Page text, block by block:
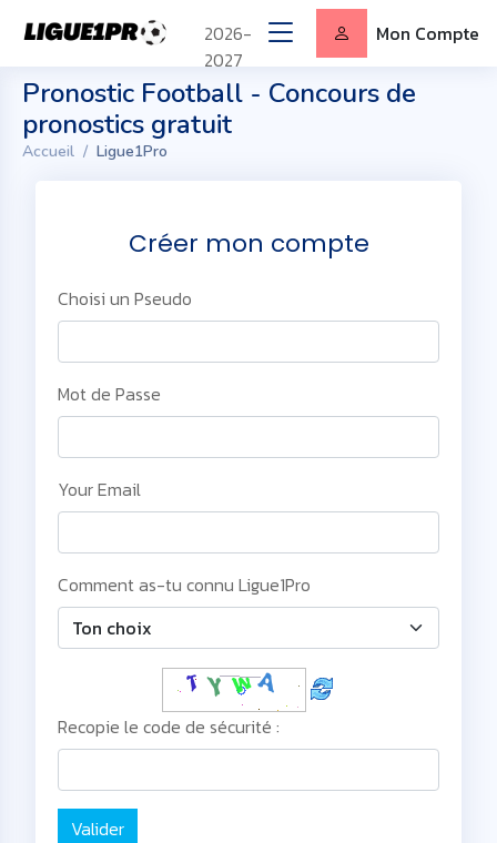
Pronostic Football - Concours de
pronostics gratuit
Accueil Ligue1Pro
2026-
2027
Mon Compte
Créer mon compte
Choisi un Pseudo
Mot de Passe
Your Email
Comment as-tu connu Ligue1Pro
Recopie le code de sécurité :
Valider